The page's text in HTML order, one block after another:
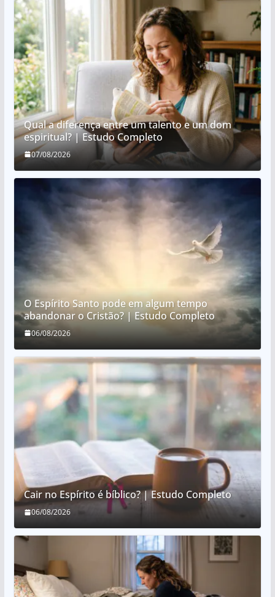
Qual a diferença entre um talento e um dom
espiritual? | Estudo Completo
07/08/2026
O Espírito Santo pode em algum tempo
abandonar o Cristão? | Estudo Completo
06/08/2026
Cair no Espírito é bíblico? | Estudo Completo
06/08/2026